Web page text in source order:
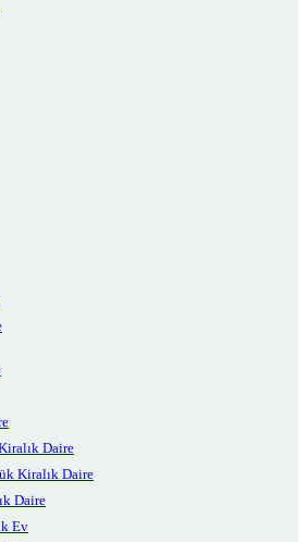
Daire
Kiralık Daire
Daire
Ev